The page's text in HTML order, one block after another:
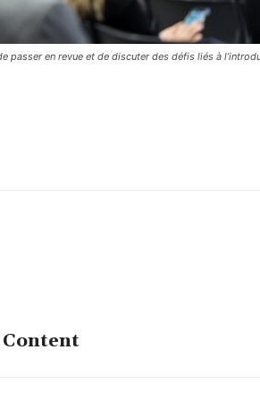
passer en revue et de discuter des défis liés à
Content